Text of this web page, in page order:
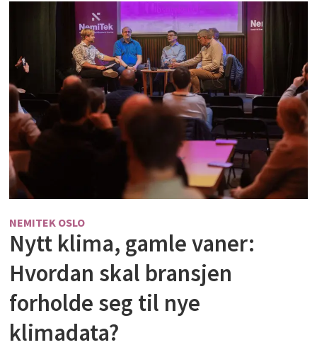
NEMITEK OSLO
Nytt klima, gamle vaner:
Hvordan skal bransjen
forholde seg til nye
klimadata?